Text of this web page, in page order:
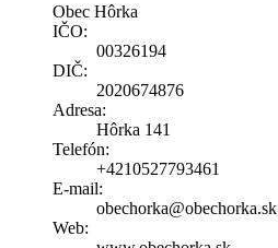
Obec Hôrka
IČO:
00326194
DIČ:
2020674876
Adresa:
Hôrka 141
Telefón:
+4210527793461
E-mail:
obechorka@obechorka.sk
Web: